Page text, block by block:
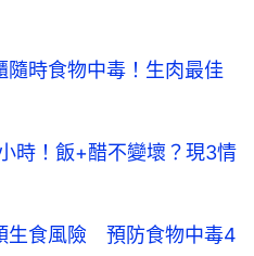
時食物中毒！生肉最佳
時！飯+醋不變壞？現3情
生食風險 預防食物中毒4